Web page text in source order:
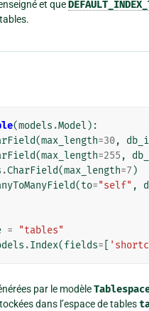
et que
(models .Model ):
(max_length=30,
(max_length=255 ,
.CharField(max_length=7 )
(to="self" ,
=
"tables"
.Index(fields=
par le modèle
dans l’espace de tables